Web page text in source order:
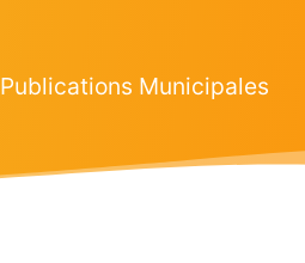
Publications Municipales